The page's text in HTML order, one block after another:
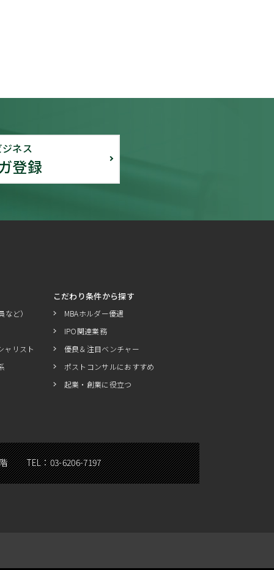
ネス
登録
ど）
ャリスト
こだわり条件から探す
MBAホルダー優遇
IPO関連業務
優良＆注目ベンチャー
ポストコンサルにおすすめ
起業・創業に役立つ
TEL：03-6206-7197